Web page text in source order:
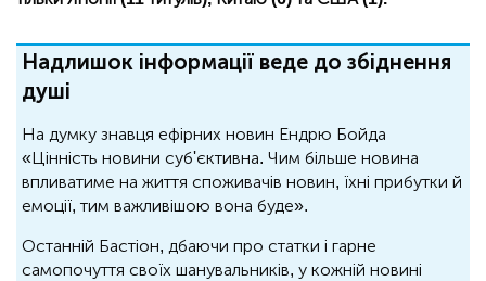
Надлишок інформації веде до збіднення
душі
На думку знавця ефірних новин Ендрю Бойда
«Цінність новини суб'єктивна. Чим більше новина
впливатиме на життя споживачів новин, їхні прибутки й
емоції, тим важливішою вона буде».
Останній Бастіон, дбаючи про статки і гарне
самопочуття своїх шанувальників, у кожній новині